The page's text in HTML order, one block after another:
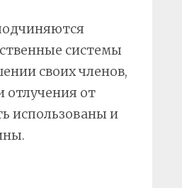
системы
своих членов,
отлучения от
использованы и